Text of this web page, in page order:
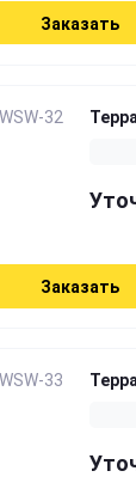
Заказать
Заказать